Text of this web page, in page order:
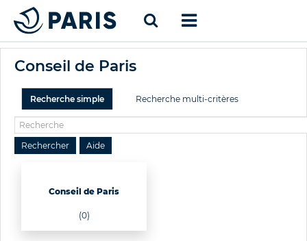
Conseil de Paris
Recherche simple Recherche multi-critères
Conseil de Paris
(0)